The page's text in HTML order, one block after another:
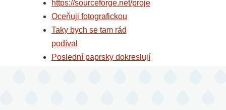
https://sourceforge.net/proje
Oceňuji fotografickou
Taky bych se tam rád
podíval
Poslední paprsky dokreslují